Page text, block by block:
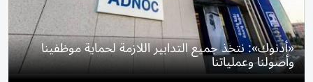
«أدنوك»: نتخذ جميع التدابير اللازمة لحماية موظفينا
وأصولنا وعملياتنا